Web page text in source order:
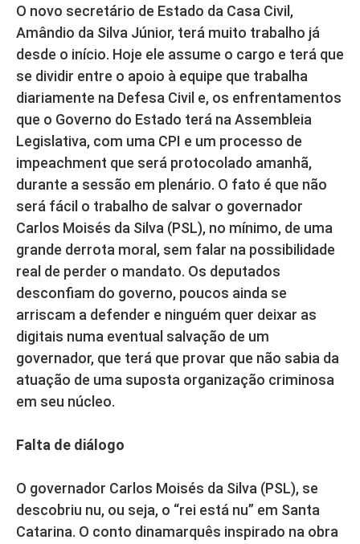
O novo secretário de Estado da Casa Civil,
Amândio da Silva Júnior, terá muito trabalho já
desde o início. Hoje ele assume o cargo e terá que
se dividir entre o apoio à equipe que trabalha
diariamente na Defesa Civil e, os enfrentamentos
que o Governo do Estado terá na Assembleia
Legislativa, com uma CPI e um processo de
impeachment que será protocolado amanhã,
durante a sessão em plenário. O fato é que não
será fácil o trabalho de salvar o governador
Carlos Moisés da Silva (PSL), no mínimo, de uma
grande derrota moral, sem falar na possibilidade
real de perder o mandato. Os deputados
desconfiam do governo, poucos ainda se
arriscam a defender e ninguém quer deixar as
digitais numa eventual salvação de um
governador, que terá que provar que não sabia da
atuação de uma suposta organização criminosa
em seu núcleo.
Falta de diálogo
O governador Carlos Moisés da Silva (PSL), se
descobriu nu, ou seja, o “rei está nu” em Santa
Catarina. O conto dinamarquês inspirado na obra